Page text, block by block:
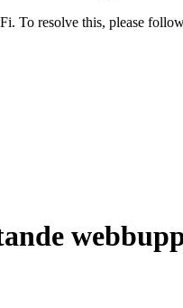
To resolve this, please